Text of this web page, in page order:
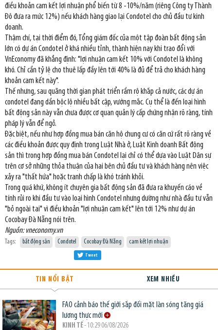
điều khoản cam kết lợi nhuận phổ biến từ 8 -10%/năm (riêng Công ty Thành
Đô đưa ra mức 12%) nếu khách hàng giao lại Condotel cho chủ đầu tư kinh
doanh.
Thậm chí, tại thời điểm đó, Tổng giám đốc của một tập đoàn bất động sản
lớn có dự án Condotel ở khá nhiều tỉnh, thành hiện nay khi trao đổi với
VnEconomy đã khẳng định: "lợi nhuận cam kết 10% với Condotel là không
khó. Chỉ cần tỷ lệ cho thuê lấp đầy lên tới 40% là đủ để trả cho khách hàng
khoản cam kết này".
Thế nhưng, sau quãng thời gian phát triển rầm rộ khắp cả nước, các dự án
condotel đang dần bộc lộ nhiều bất cập, vướng mắc. Cụ thể là đến loại hình
bất động sản này vẫn chưa được cơ quan quản lý cấp chứng nhận rõ ràng, tính
pháp lý vẫn để ngỏ.
Đặc biệt, nếu như hợp đồng mua bán căn hộ chung cư có căn cứ rất rõ ràng về
các điều khoản được quy định trong Luật Nhà ở, Luật Kinh doanh Bất động
sản thì trong hợp đồng mua bán Condotel lại chỉ có thể dựa vào Luật Dân sự
trên cơ sở những thỏa thuận của hai bên chủ đầu tư và khách hàng nên việc
xảy ra "thất hứa" hoặc tranh chấp là khó tránh khỏi.
Trong quá khứ, không ít chuyên gia bất động sản đã đưa ra khuyến cáo về
tính rủi ro khi đầu tư vào loại hình Condotel nhưng dường như nhà đầu tư vẫn
"bỏ ngoài tai" vì điều khoản "lợi nhuận cam kết" lên tới 12% như dự án
Cocobay Đà Nẵng nói trên.
Nguồn: vneconomy.vn
Tags: bất động sản Condotel Cocobay Đà Nẵng cam kết lợi nhuận
Tweet
TIN NỔI BẬT XEM NHIỀU
FAO cảnh báo thế giới sắp đối mặt làn sóng tăng giá
lương thực mới
KINH TẾ- 10:29 06/08/2026